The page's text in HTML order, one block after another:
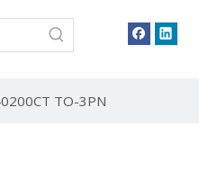
TO-3PN